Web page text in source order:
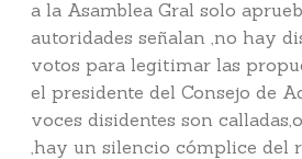
a la Asamblea Gral solo
autoridades señalan ,no hay
votos para legitimar las
el presidente del Consejo de
voces disidentes son
,hay un silencio cómplice del